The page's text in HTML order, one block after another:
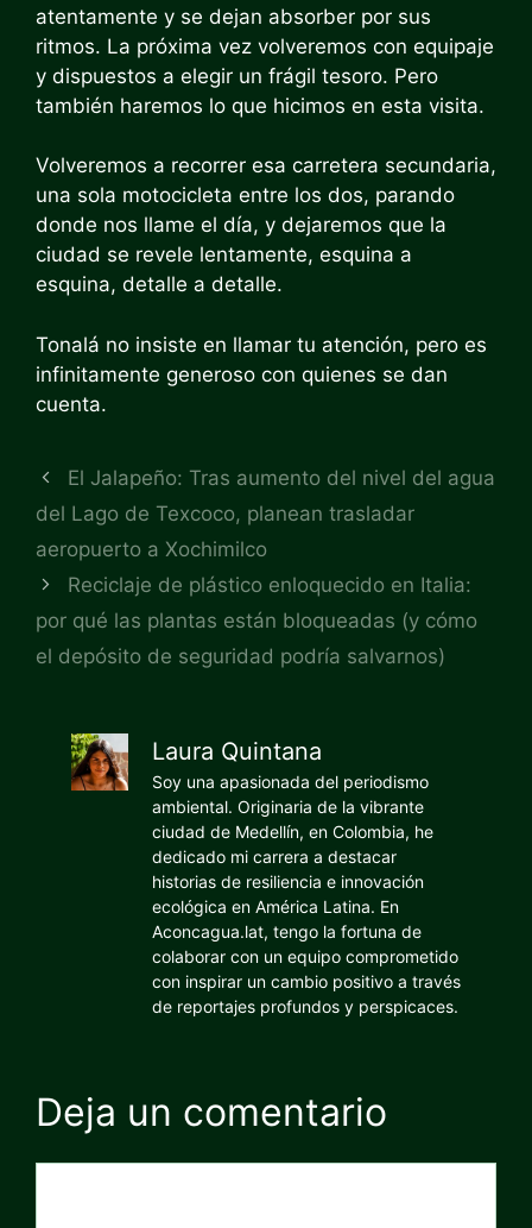
atentamente y se dejan absorber por sus
ritmos. La próxima vez volveremos con equipaje
y dispuestos a elegir un frágil tesoro. Pero
también haremos lo que hicimos en esta visita.
Volveremos a recorrer esa carretera secundaria,
una sola motocicleta entre los dos, parando
donde nos llame el día, y dejaremos que la
ciudad se revele lentamente, esquina a
esquina, detalle a detalle.
Tonalá no insiste en llamar tu atención, pero es
infinitamente generoso con quienes se dan
cuenta.
El Jalapeño: Tras aumento del nivel del agua
del Lago de Texcoco, planean trasladar
aeropuerto a Xochimilco
Reciclaje de plástico enloquecido en Italia:
por qué las plantas están bloqueadas (y cómo
el depósito de seguridad podría salvarnos)
Laura Quintana
Soy una apasionada del periodismo
ambiental. Originaria de la vibrante
ciudad de Medellín, en Colombia, he
dedicado mi carrera a destacar
historias de resiliencia e innovación
ecológica en América Latina. En
Aconcagua.lat, tengo la fortuna de
colaborar con un equipo comprometido
con inspirar un cambio positivo a través
de reportajes profundos y perspicaces.
Deja un comentario